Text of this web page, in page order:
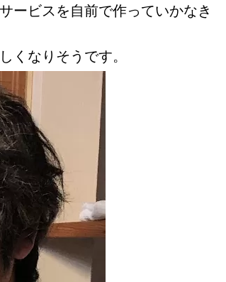
ービスを自前で作っていかなき
くなりそうです。